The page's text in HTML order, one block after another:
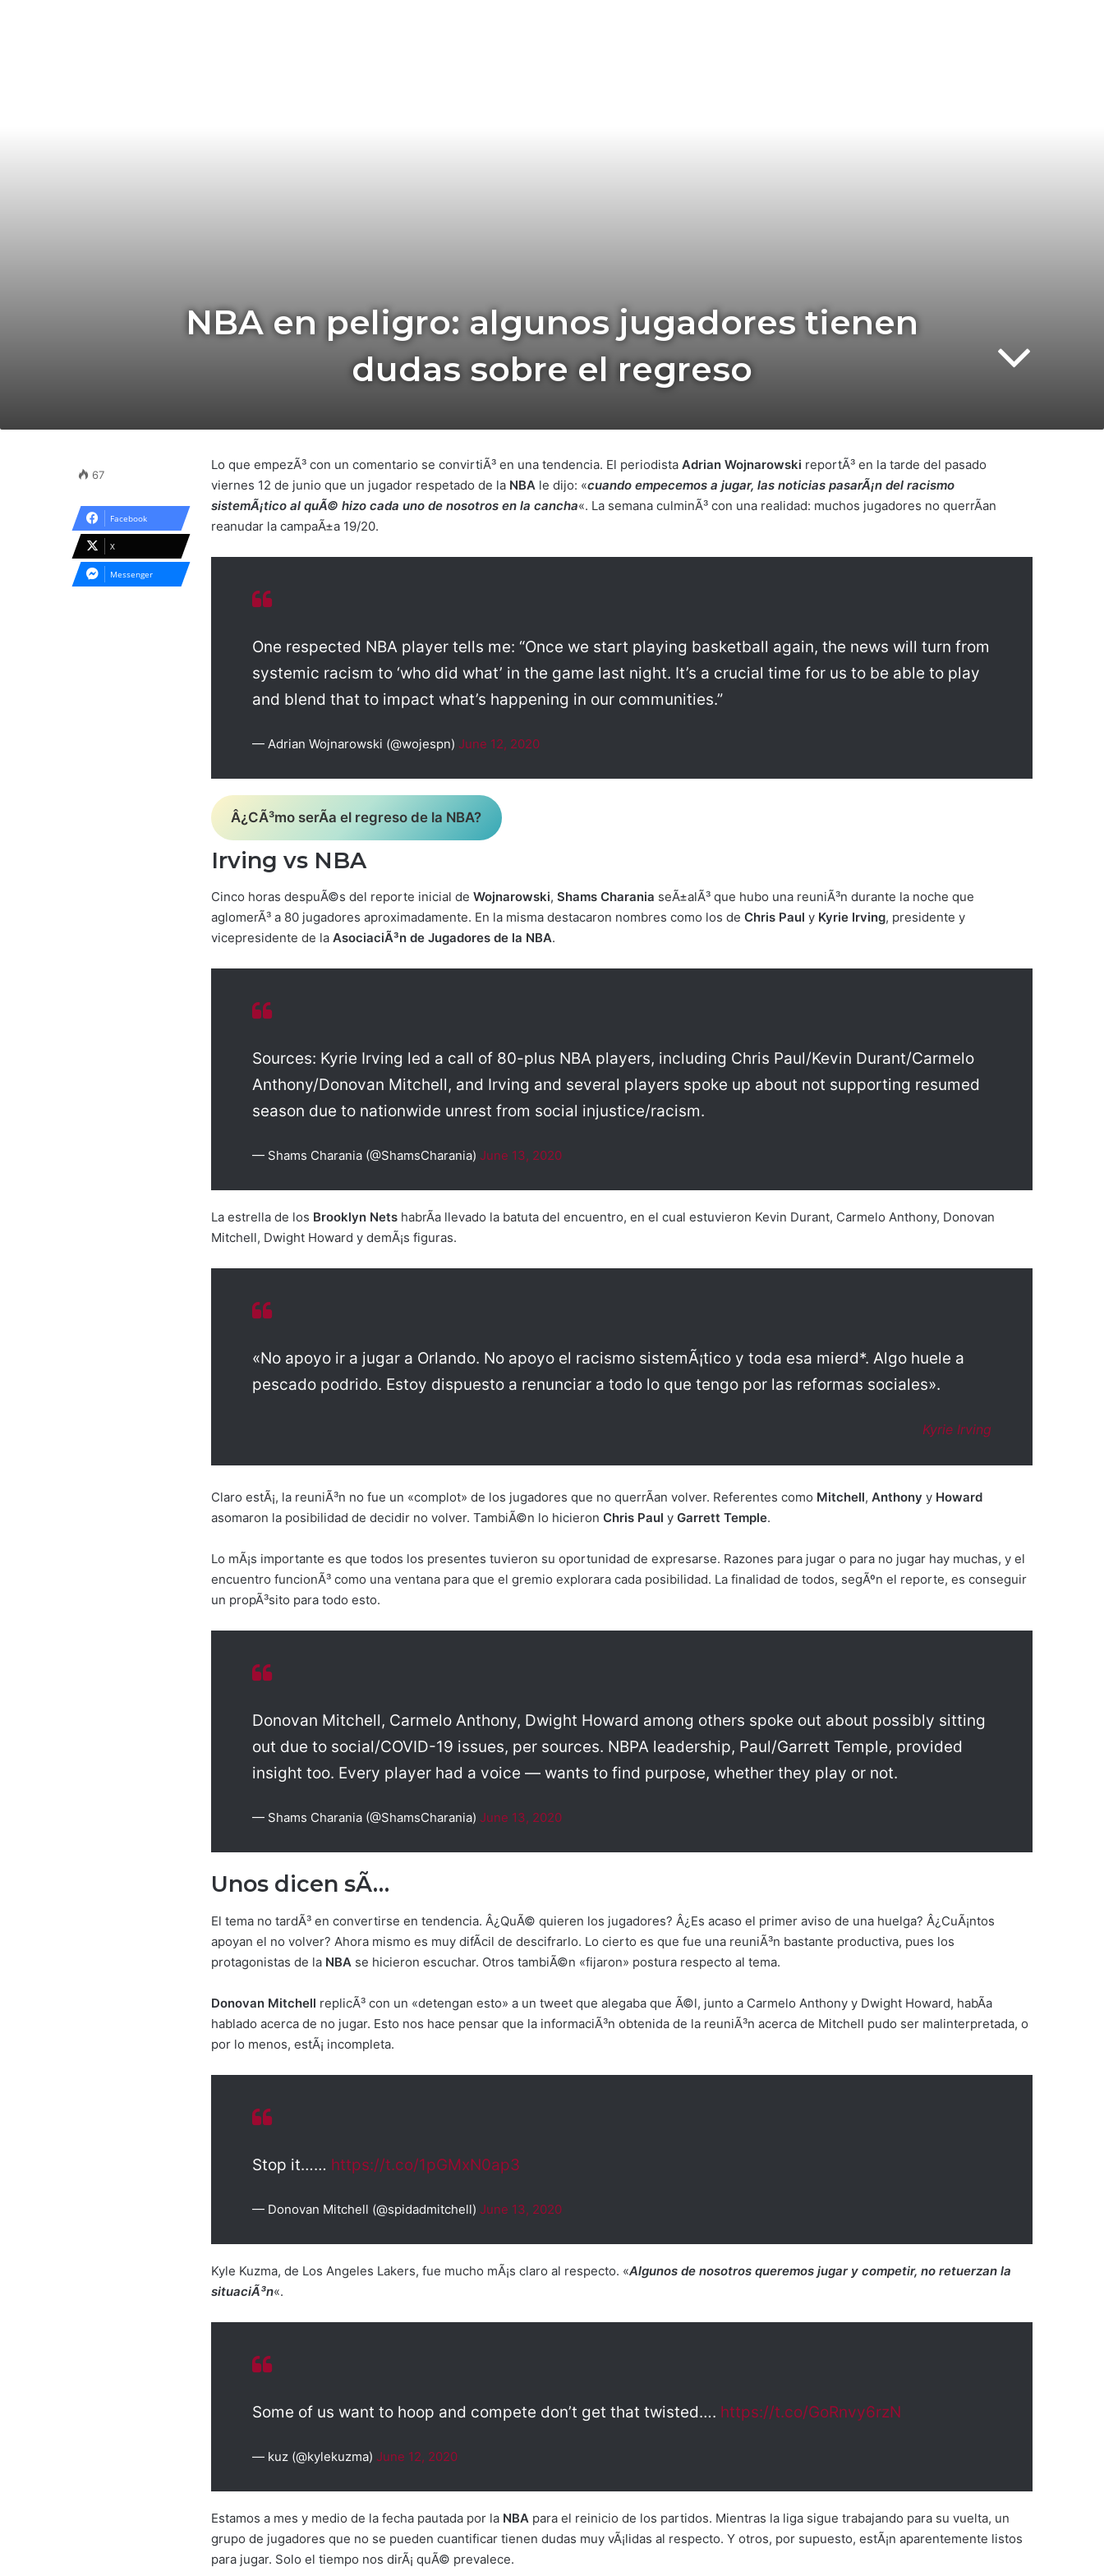
NBA en peligro: algunos jugadores tienen
dudas sobre el regreso
Lo que empezÃ³ con un comentario se convirtiÃ³ en una tendencia. El periodista Adrian Wojnarowski reportÃ³ en la tarde del pasado
viernes 12 de junio que un jugador respetado de la NBA le dijo: «cuando empecemos a jugar, las noticias pasarÃ¡n del racismo
sistemÃ¡tico al quÃ© hizo cada uno de nosotros en la cancha«. La semana culminÃ³ con una realidad: muchos jugadores no querrÃ­an
reanudar la campaÃ±a 19/20.
One respected NBA player tells me: “Once we start playing basketball again, the news will turn from
systemic racism to ‘who did what’ in the game last night. It’s a crucial time for us to be able to play
and blend that to impact what’s happening in our communities.”
— Adrian Wojnarowski (@wojespn) June 12, 2020
Â¿CÃ³mo serÃ­a el regreso de la NBA?
Irving vs NBA
Cinco horas despuÃ©s del reporte inicial de Wojnarowski, Shams Charania seÃ±alÃ³ que hubo una reuniÃ³n durante la noche que
aglomerÃ³ a 80 jugadores aproximadamente. En la misma destacaron nombres como los de Chris Paul y Kyrie Irving, presidente y
vicepresidente de la AsociaciÃ³n de Jugadores de la NBA.
Sources: Kyrie Irving led a call of 80-plus NBA players, including Chris Paul/Kevin Durant/Carmelo
Anthony/Donovan Mitchell, and Irving and several players spoke up about not supporting resumed
season due to nationwide unrest from social injustice/racism.
— Shams Charania (@ShamsCharania) June 13, 2020
La estrella de los Brooklyn Nets habrÃ­a llevado la batuta del encuentro, en el cual estuvieron Kevin Durant, Carmelo Anthony, Donovan
Mitchell, Dwight Howard y demÃ¡s figuras.
«No apoyo ir a jugar a Orlando. No apoyo el racismo sistemÃ¡tico y toda esa mierd*. Algo huele a
pescado podrido. Estoy dispuesto a renunciar a todo lo que tengo por las reformas sociales».
Kyrie Irving
Claro estÃ¡, la reuniÃ³n no fue un «complot» de los jugadores que no querrÃ­an volver. Referentes como Mitchell, Anthony y Howard
asomaron la posibilidad de decidir no volver. TambiÃ©n lo hicieron Chris Paul y Garrett Temple.
Lo mÃ¡s importante es que todos los presentes tuvieron su oportunidad de expresarse. Razones para jugar o para no jugar hay muchas, y el
encuentro funcionÃ³ como una ventana para que el gremio explorara cada posibilidad. La finalidad de todos, segÃºn el reporte, es conseguir
un propÃ³sito para todo esto.
Donovan Mitchell, Carmelo Anthony, Dwight Howard among others spoke out about possibly sitting
out due to social/COVID-19 issues, per sources. NBPA leadership, Paul/Garrett Temple, provided
insight too. Every player had a voice — wants to find purpose, whether they play or not.
— Shams Charania (@ShamsCharania) June 13, 2020
Unos dicen sÃ­…
El tema no tardÃ³ en convertirse en tendencia. Â¿QuÃ© quieren los jugadores? Â¿Es acaso el primer aviso de una huelga? Â¿CuÃ¡ntos
apoyan el no volver? Ahora mismo es muy difÃ­cil de descifrarlo. Lo cierto es que fue una reuniÃ³n bastante productiva, pues los
protagonistas de la NBA se hicieron escuchar. Otros tambiÃ©n «fijaron» postura respecto al tema.
Donovan Mitchell replicÃ³ con un «detengan esto» a un tweet que alegaba que Ã©l, junto a Carmelo Anthony y Dwight Howard, habÃ­a
hablado acerca de no jugar. Esto nos hace pensar que la informaciÃ³n obtenida de la reuniÃ³n acerca de Mitchell pudo ser malinterpretada, o
por lo menos, estÃ¡ incompleta.
Stop it…… https://t.co/1pGMxN0ap3
— Donovan Mitchell (@spidadmitchell) June 13, 2020
Kyle Kuzma, de Los Angeles Lakers, fue mucho mÃ¡s claro al respecto. «Algunos de nosotros queremos jugar y competir, no retuerzan la
situaciÃ³n«.
Some of us want to hoop and compete don’t get that twisted…. https://t.co/GoRnvy6rzN
— kuz (@kylekuzma) June 12, 2020
Estamos a mes y medio de la fecha pautada por la NBA para el reinicio de los partidos. Mientras la liga sigue trabajando para su vuelta, un
grupo de jugadores que no se pueden cuantificar tienen dudas muy vÃ¡lidas al respecto. Y otros, por supuesto, estÃ¡n aparentemente listos
para jugar. Solo el tiempo nos dirÃ¡ quÃ© prevalece.
67
Facebook
X
Messenger